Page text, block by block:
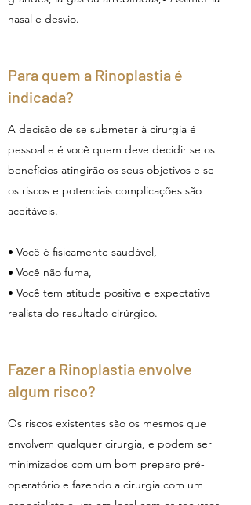
nasal e desvio.
Para quem a Rinoplastia é
indicada?
A decisão de se submeter à cirurgia é
pessoal e é você quem deve decidir se os
benefícios atingirão os seus objetivos e se
os riscos e potenciais complicações são
aceitáveis.
• Você é fisicamente saudável,
• Você não fuma,
• Você tem atitude positiva e expectativa
realista do resultado cirúrgico.
Fazer a Rinoplastia envolve
algum risco?
Os riscos existentes são os mesmos que
envolvem qualquer cirurgia, e podem ser
minimizados com um bom preparo pré-
operatório e fazendo a cirurgia com um